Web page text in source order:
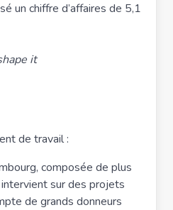
un chiffre d’affaires de 5,1
it
de travail :
composée de plus
sur des projets
de grands donneurs